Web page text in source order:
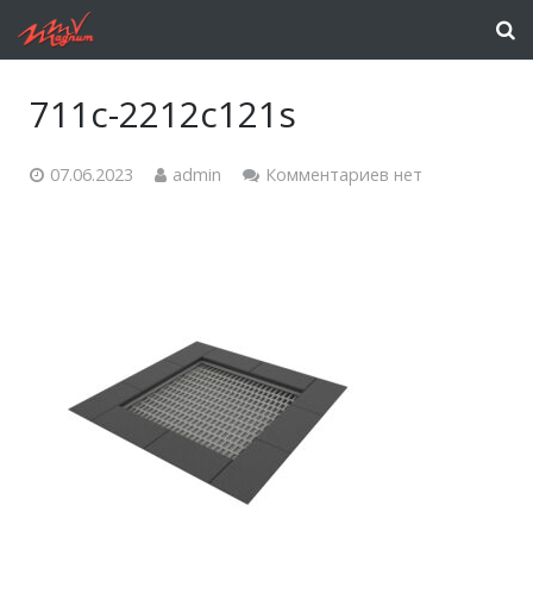
711c-2212c121s
07.06.2023 admin Комментариев нет